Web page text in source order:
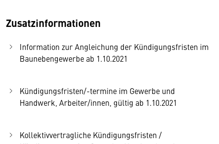
Zusatzinformationen
Information zur Angleichung der Kündigungsfristen im
Baunebengewerbe ab 1.10.2021
Kündigungsfristen/-termine im Gewerbe und
Handwerk, Arbeiter/innen, gültig ab 1.10.2021
Kollektivvertragliche Kündigungsfristen /